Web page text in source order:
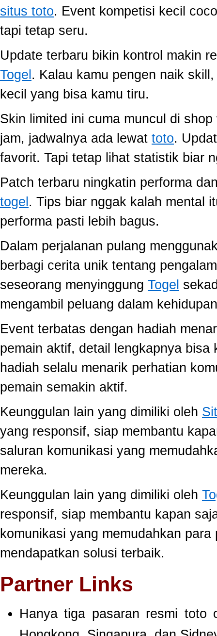
situs toto. Event kompetisi kecil
tapi tetap seru.
Update terbaru bikin kontrol makin
Togel . Kalau kamu pengen naik
kecil yang bisa kamu tiru.
Skin limited ini cuma muncul di
jam, jadwalnya ada lewat toto.
favorit. Tapi tetap lihat statistik biar
Patch terbaru ningkatin performa
togel . Tips biar nggak kalah mental
performa pasti lebih bagus.
Dalam perjalanan pulang
berbagi cerita unik tentang
seseorang menyinggung Togel
mengambil peluang dalam
Event terbatas dengan hadiah
pemain aktif, detail lengkapnya
hadiah selalu menarik perhatian
pemain semakin aktif.
Keunggulan lain yang dimiliki oleh
yang responsif, siap membantu
saluran komunikasi yang
mereka.
Keunggulan lain yang dimiliki oleh
responsif, siap membantu kapan
komunikasi yang memudahkan
mendapatkan solusi terbaik.
Partner Links
Hanya tiga pasaran resmi